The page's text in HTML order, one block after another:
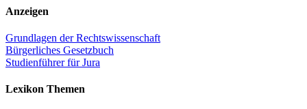
Anzeigen
Grundlagen der Rechtswissenschaft
Bürgerliches Gesetzbuch
Studienführer für Jura
Lexikon Themen